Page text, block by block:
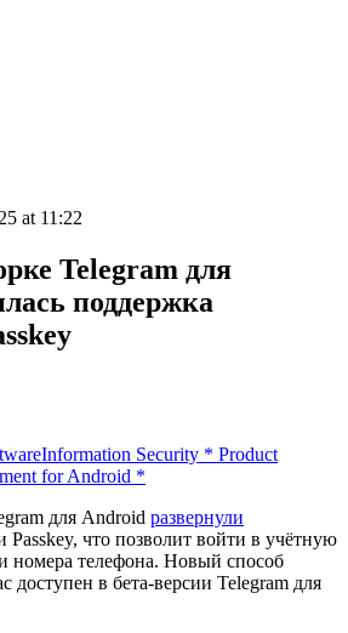
at 11:22
Telegram для
поддержка
Information Security * Product
for Android *
для Android развернули
Passkey, что позволит войти в учётную
и номера телефона. Новый способ
доступен в бета-версии Telegram для